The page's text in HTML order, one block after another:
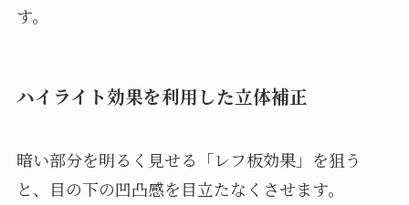
す。
ハイライト効果を利用した立体補正
暗い部分を明るく見せる「レフ板効果」を狙う
と、目の下の凹凸感を目立たなくさせます。